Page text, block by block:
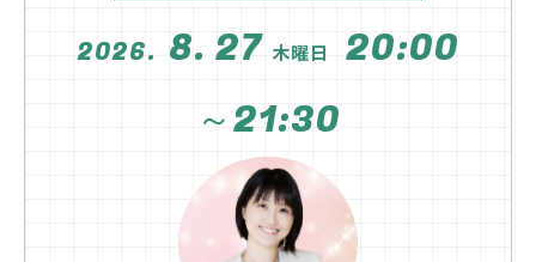
2026. 8. 27 木曜日
20:00
～21:30